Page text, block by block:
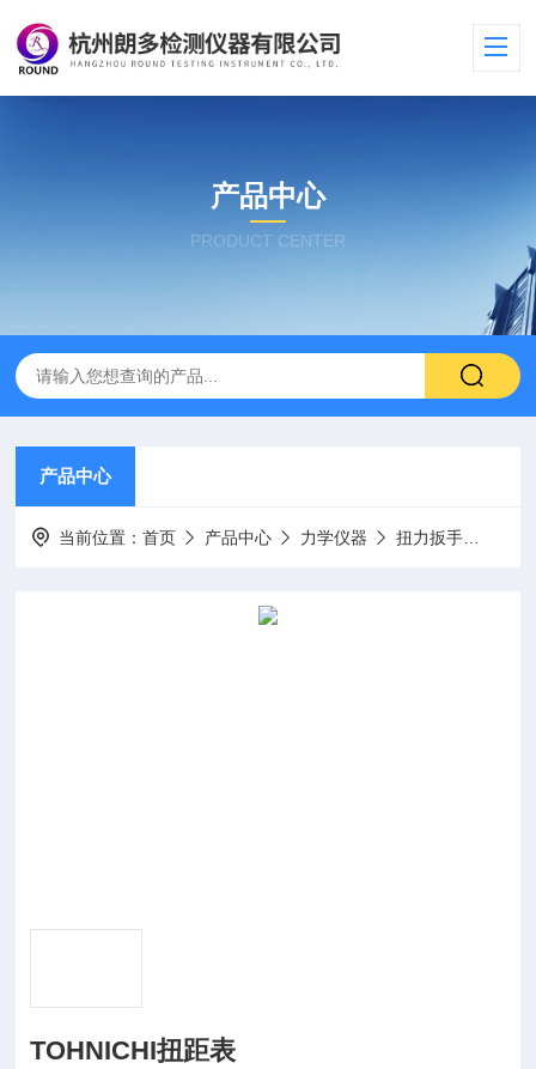
产品中心
PRODUCT CENTER
产品中心
当前位置：首页 产品中心 力学仪器 扭力扳手
TOHNICHI扭距表